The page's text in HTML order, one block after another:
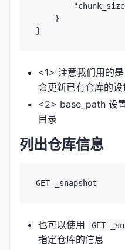
    }
<1> 注意我们用的是
会更新已有仓库的设
<2> base_path 设
目录
列出仓库信息
也可以使用 GET
指定仓库的信息